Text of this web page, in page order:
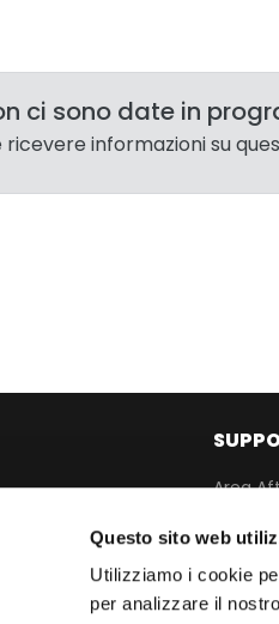
Questo sito web
Utilizziamo i cookie
per analizzare il
ci sono date in
ricevere informazioni su
Area
MyRepair